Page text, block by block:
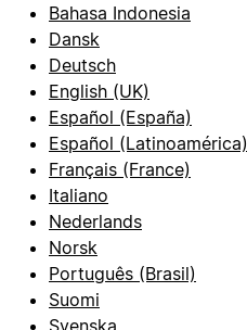
Bahasa Indonesia
Dansk
Deutsch
English (UK)
Español (España)
Español (Latinoamérica)
Français (France)
Italiano
Nederlands
Norsk
Português (Brasil)
Suomi